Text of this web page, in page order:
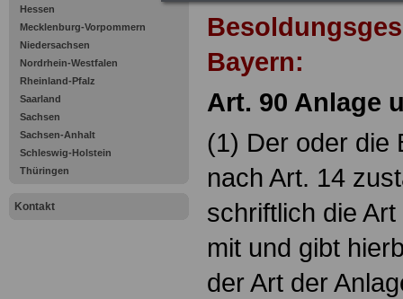
Hessen
Mecklenburg-Vorpommern
Niedersachsen
Nordrhein-Westfalen
Rheinland-Pfalz
Saarland
Sachsen
Sachsen-Anhalt
Schleswig-Holstein
Thüringen
Kontakt
Bayern:
Art. 90 Anlage
(1) Der oder die
nach Art. 14
schriftlich die
mit und gibt
der Art der